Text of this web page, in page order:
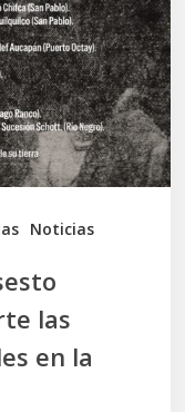
Noticias
las
en la